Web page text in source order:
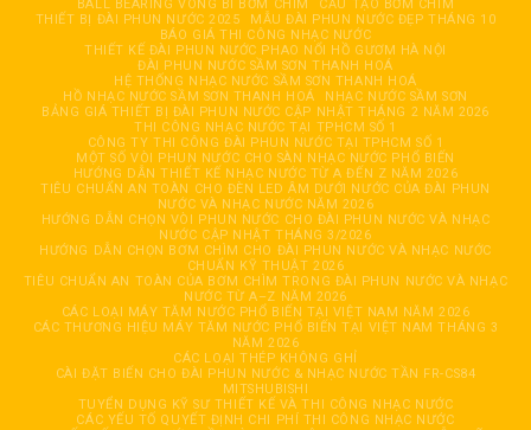
BALL BEARING VÒNG BI BƠM CHÌM
CẦU TẠO BƠM CHÌM
THIẾT BỊ ĐÀI PHUN NƯỚC 2025
MẪU ĐÀI PHUN NƯỚC ĐẸP THÁNG 10
BÁO GIÁ THI CÔNG NHẠC NƯỚC
THIẾT KẾ ĐÀI PHUN NƯỚC PHAO NỔI HỒ GƯƠM HÀ NỘI
ĐÀI PHUN NƯỚC SẦM SƠN THANH HOÁ
HỆ THỐNG NHẠC NƯỚC SẦM SƠN THANH HOÁ
HỒ NHẠC NƯỚC SẦM SƠN THANH HOÁ
NHẠC NƯỚC SẦM SƠN
BẢNG GIÁ THIẾT BỊ ĐÀI PHUN NƯỚC CẬP NHẬT THÁNG 2 NĂM 2026
THI CÔNG NHẠC NƯỚC TẠI TPHCM SỐ 1
CÔNG TY THI CÔNG ĐÀI PHUN NƯỚC TẠI TPHCM SỐ 1
MỘT SỐ VÒI PHUN NƯỚC CHO SÀN NHẠC NƯỚC PHỔ BIẾN
HƯỚNG DẪN THIẾT KẾ NHẠC NƯỚC TỪ A ĐẾN Z NĂM 2026
TIÊU CHUẨN AN TOÀN CHO ĐÈN LED ÂM DƯỚI NƯỚC CỦA ĐÀI PHUN
NƯỚC VÀ NHẠC NƯỚC NĂM 2026
HƯỚNG DẪN CHỌN VÒI PHUN NƯỚC CHO ĐÀI PHUN NƯỚC VÀ NHẠC
NƯỚC CẬP NHẬT THÁNG 3/2026
HƯỚNG DẪN CHỌN BƠM CHÌM CHO ĐÀI PHUN NƯỚC VÀ NHẠC NƯỚC
CHUẨN KỸ THUẬT 2026
TIÊU CHUẨN AN TOÀN CỦA BƠM CHÌM TRONG ĐÀI PHUN NƯỚC VÀ NHẠC
NƯỚC TỪ A–Z NĂM 2026
CÁC LOẠI MÁY TĂM NƯỚC PHỔ BIẾN TẠI VIỆT NAM NĂM 2026
CÁC THƯƠNG HIỆU MÁY TĂM NƯỚC PHỔ BIẾN TẠI VIỆT NAM THÁNG 3
NĂM 2026
CÁC LOẠI THÉP KHÔNG GHỈ
CÀI ĐẶT BIẾN CHO ĐÀI PHUN NƯỚC & NHẠC NƯỚC TẦN FR-CS84
MITSHUBISHI
TUYỂN DỤNG KỸ SƯ THIẾT KẾ VÀ THI CÔNG NHẠC NƯỚC
CÁC YẾU TỐ QUYẾT ĐỊNH CHI PHÍ THI CÔNG NHẠC NƯỚC